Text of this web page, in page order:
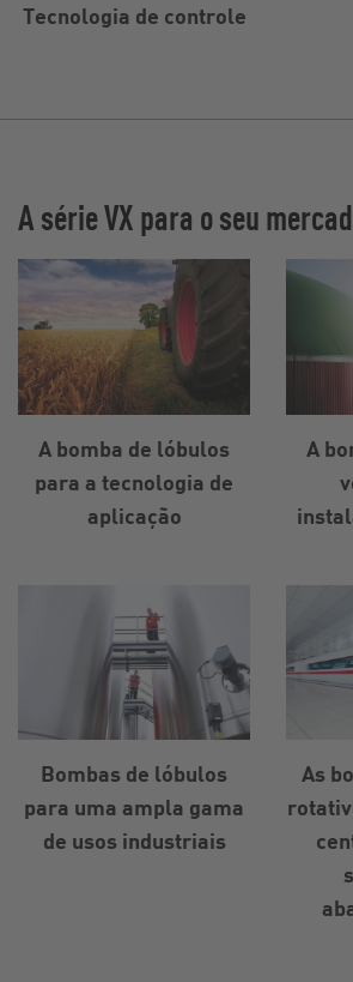
Tecnologia de controle
A série VX para o seu
A bomba de lóbulos
para a tecnologia de
aplicação
A
Bombas de lóbulos
para uma ampla gama
de usos industriais
As